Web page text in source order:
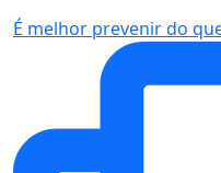
É melhor prevenir do